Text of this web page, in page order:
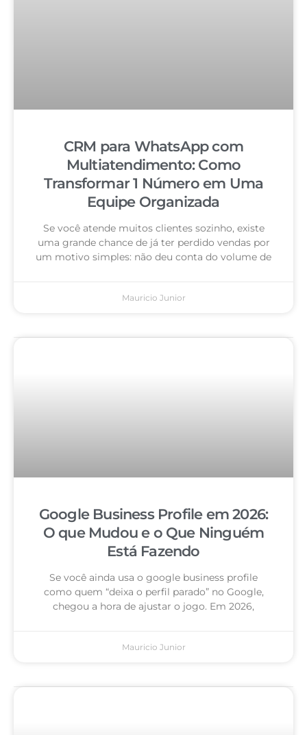
CRM para WhatsApp com
Multiatendimento: Como
Transformar 1 Número em Uma
Equipe Organizada
Se você atende muitos clientes sozinho, existe
uma grande chance de já ter perdido vendas por
um motivo simples: não deu conta do volume de
Mauricio Junior
Google Business Profile em 2026:
O que Mudou e o Que Ninguém
Está Fazendo
Se você ainda usa o google business profile
como quem “deixa o perfil parado” no Google,
chegou a hora de ajustar o jogo. Em 2026,
Mauricio Junior